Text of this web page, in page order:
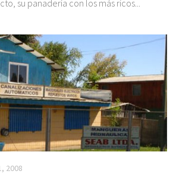
su panadería con los más ricos...
2008